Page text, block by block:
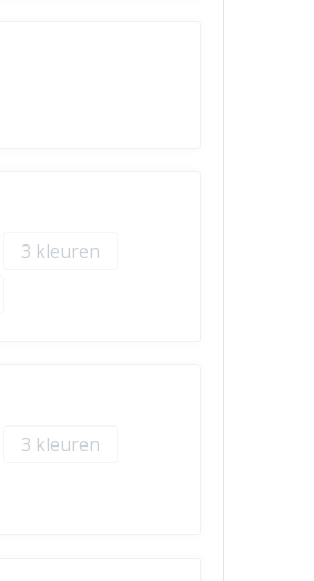
3
3